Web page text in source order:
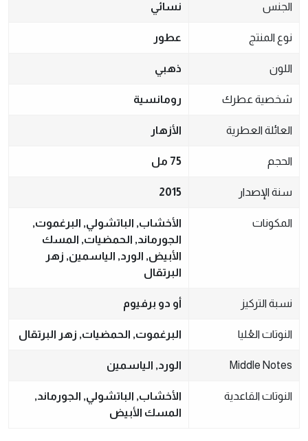
الجنس نسائي
نوع المنتج عطور
اللون ذهبي
شخصية عطرك رومانسية
العائلة العطرية الأزهار
الحجم 75 مل
سنة الإصدار 2015
المكونات
الأخشاب, الباتشولي, البرغموت,
الجورماند, الحمضيات, المسك
الأبيض, الورد, الياسمين, زهر
البرتقال
نسبة التركيز أو دو برفيوم
النوتات العُليا البرغموت, الحمضيات, زهر البرتقال
Middle Notes الورد, الياسمين
النوتات القاعدية
الأخشاب, الباتشولي, الجورماند,
المسك الأبيض